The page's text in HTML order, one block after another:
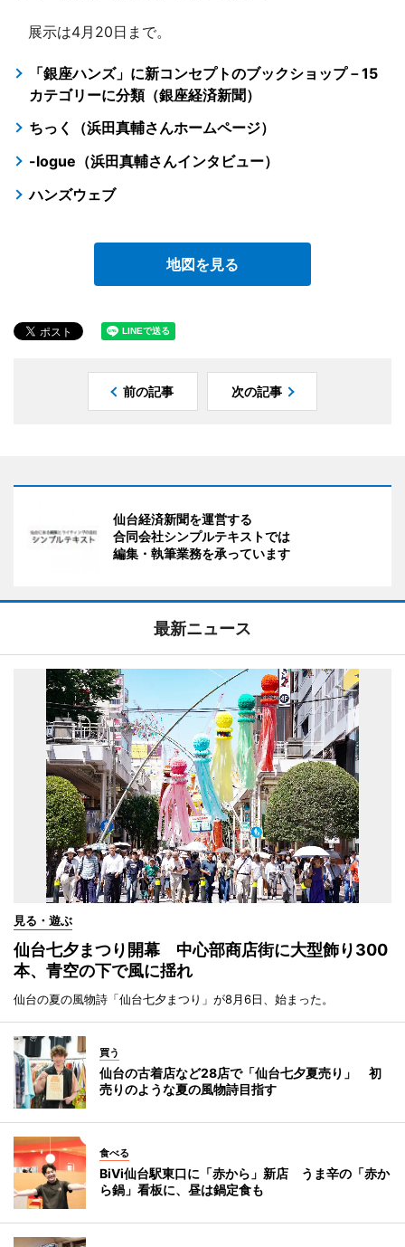
展示は4月20日まで。
「銀座ハンズ」に新コンセプトのブックショップ－15
カテゴリーに分類（銀座経済新聞）
ちっく（浜田真輔さんホームページ）
-logue（浜田真輔さんインタビュー）
ハンズウェブ
地図を見る
前の記事 次の記事
仙台経済新聞を運営する
合同会社シンプルテキストでは
編集・執筆業務を承っています
最新ニュース
見る・遊ぶ
仙台七夕まつり開幕 中心部商店街に大型飾り300
本、青空の下で風に揺れ
仙台の夏の風物詩「仙台七夕まつり」が8月6日、始まった。
買う
仙台の古着店など28店で「仙台七夕夏売り」 初
売りのような夏の風物詩目指す
食べる
BiVi仙台駅東口に「赤から」新店 うま辛の「赤か
ら鍋」看板に、昼は鍋定食も